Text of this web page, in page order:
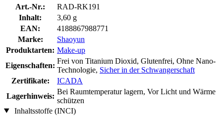
Art.-Nr.:
RAD-RK191
Inhalt:
3,60 g
EAN:
4188867988771
Marke:
Shaoyun
Produktarten: Make-up
Eigenschaften:
Frei von Titanium Dioxid, Glutenfrei, Ohne Nano-
Technologie, Sicher in der Schwangerschaft
Zertifikate:
ICADA
Lagerhinweis:
Bei Raumtemperatur lagern, Vor Licht und Wärme
schützen
Inhaltsstoffe (INCI)